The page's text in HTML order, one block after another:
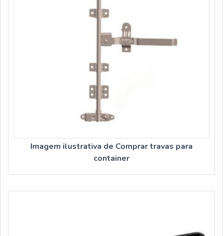
Imagem ilustrativa de Comprar travas para
container